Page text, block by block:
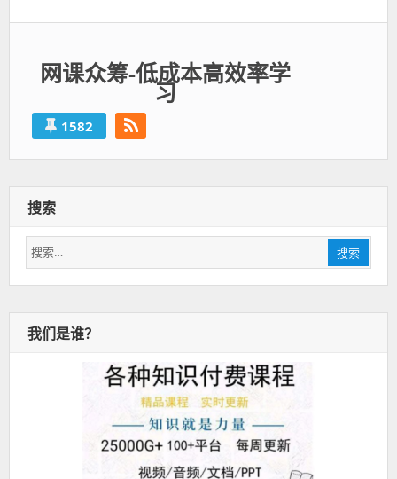
网课众筹-低成本高效率学
习
1582
搜索
搜
索：
搜索
我们是谁？